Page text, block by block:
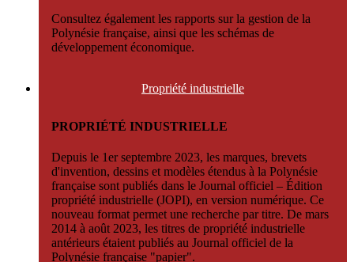
Consultez également les rapports sur la gestion de la
Polynésie française, ainsi que les schémas de
développement économique.
Propriété industrielle
PROPRIÉTÉ INDUSTRIELLE
Depuis le 1er septembre 2023, les marques, brevets
d'invention, dessins et modèles étendus à la Polynésie
française sont publiés dans le Journal officiel – Édition
propriété industrielle (JOPI), en version numérique. Ce
nouveau format permet une recherche par titre. De mars
2014 à août 2023, les titres de propriété industrielle
antérieurs étaient publiés au Journal officiel de la
Polynésie française "papier".